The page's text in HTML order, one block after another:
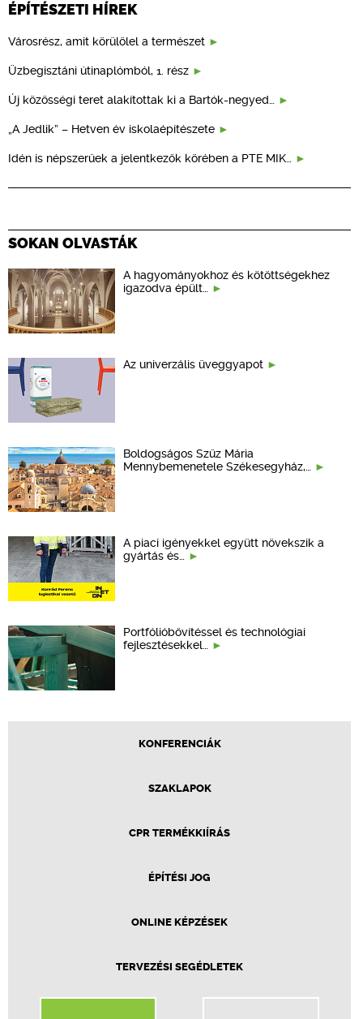
ÉPÍTÉSZETI HÍREK
Városrész, amit körülölel a természet
Üzbegisztáni útinaplómból, 1. rész
Új közösségi teret alakítottak ki a Bartók-negyed…
„A Jedlik” – Hetven év iskolaépítészete
Idén is népszerűek a jelentkezők körében a PTE MIK…
SOKAN OLVASTÁK
A hagyományokhoz és kötöttségekhez
igazodva épült…
Az univerzális üveggyapot
Boldogságos Szűz Mária
Mennybemenetele Székesegyház,…
A piaci igényekkel együtt növekszik a
gyártás és…
Portfólióbővítéssel és technológiai
fejlesztésekkel…
KONFERENCIÁK
SZAKLAPOK
CPR TERMÉKKIÍRÁS
ÉPÍTÉSI JOG
ONLINE KÉPZÉSEK
TERVEZÉSI SEGÉDLETEK